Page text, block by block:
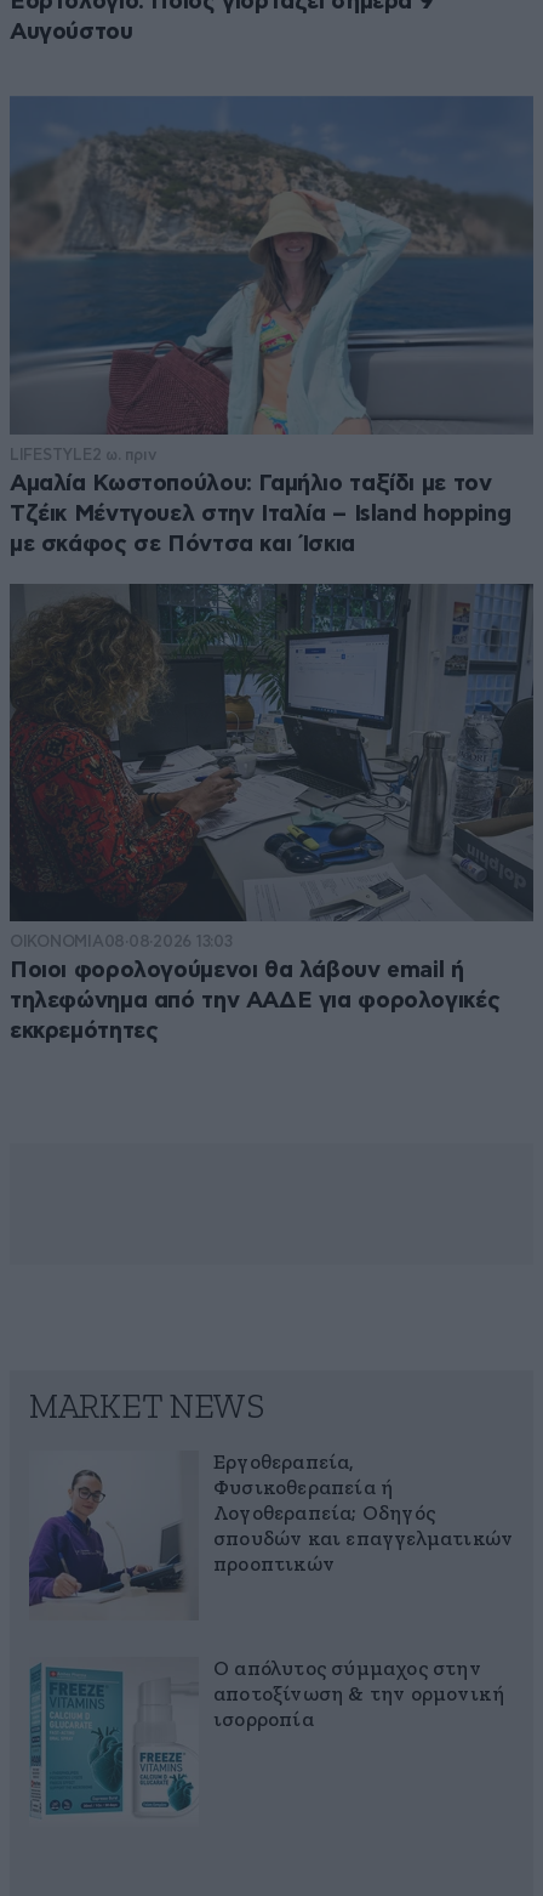
Αυγούστου
LIFESTYLE 2 ω. πριν
Αμαλία Κωστοπούλου: Γαμήλιο ταξίδι με τον
Τζέικ Μέντγουελ στην Ιταλία – Island hopping
με σκάφος σε Πόντσα και Ίσκια
ΟΙΚΟΝΟΜΙΑ08·08·2026 13:03
Ποιοι φορολογούμενοι θα λάβουν email ή
τηλεφώνημα από την ΑΑΔΕ για φορολογικές
εκκρεμότητες
MARKET NEWS
Εργοθεραπεία,
Φυσικοθεραπεία ή
Λογοθεραπεία; Οδηγός
σπουδών και επαγγελματικών
προοπτικών
Ο απόλυτος σύμμαχος στην
αποτοξίνωση & την ορμονική
ισορροπία